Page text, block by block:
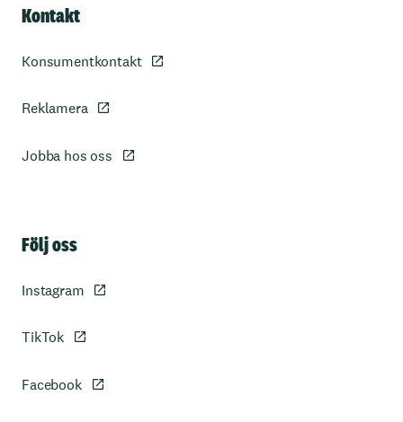
Kontakt
Konsumentkontakt
Reklamera
Jobba hos oss
Följ oss
Instagram
TikTok
Facebook